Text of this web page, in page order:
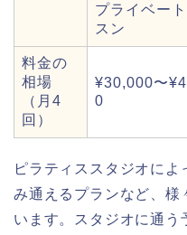
プライベー
スン
料金の
相場
（月4
回）
¥30,000〜
0
ピラティススタジオに
み通えるプランなど、様
います。スタジオに通う